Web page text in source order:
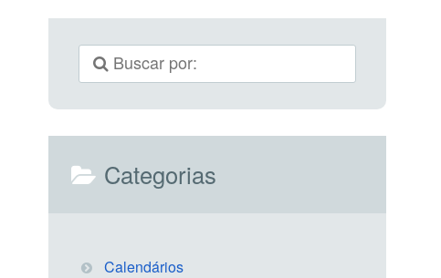
Categorias
Calendários